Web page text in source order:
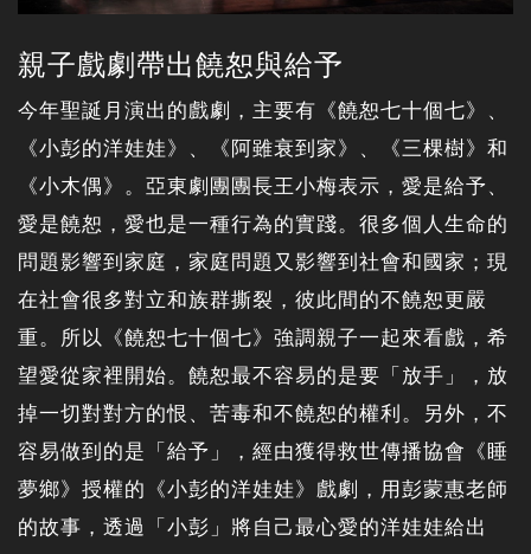
親子戲劇帶出饒恕與給予
今年聖誕月演出的戲劇，主要有《饒恕七十個七》、
《小彭的洋娃娃》、《阿雖衰到家》、《三棵樹》和
《小木偶》。亞東劇團團長王小梅表示，愛是給予、
愛是饒恕，愛也是一種行為的實踐。很多個人生命的
問題影響到家庭，家庭問題又影響到社會和國家；現
在社會很多對立和族群撕裂，彼此間的不饒恕更嚴
重。所以《饒恕七十個七》強調親子一起來看戲，希
望愛從家裡開始。饒恕最不容易的是要「放手」，放
掉一切對對方的恨、苦毒和不饒恕的權利。另外，不
容易做到的是「給予」，經由獲得救世傳播協會《睡
夢鄉》授權的《小彭的洋娃娃》戲劇，用彭蒙惠老師
的故事，透過「小彭」將自己最心愛的洋娃娃給出